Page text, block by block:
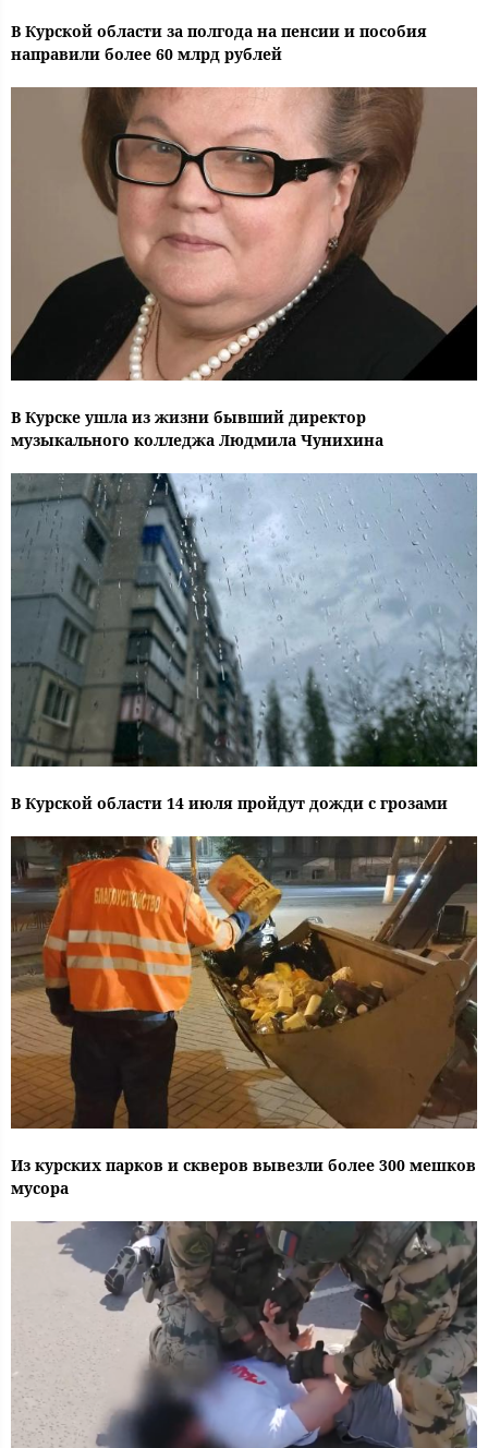
В Курской области за полгода на пенсии и пособия
направили более 60 млрд рублей
В Курске ушла из жизни бывший директор
музыкального колледжа Людмила Чунихина
В Курской области 14 июля пройдут дожди с грозами
Из курских парков и скверов вывезли более 300 мешков
мусора